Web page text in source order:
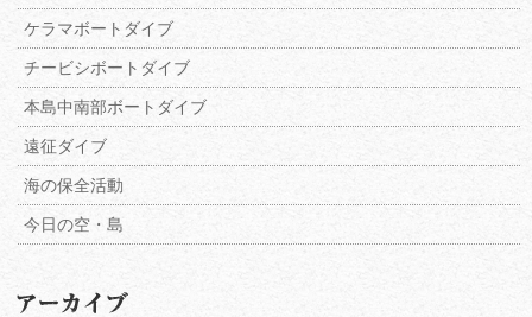
ケラマボートダイブ
チービシボートダイブ
本島中南部ボートダイブ
遠征ダイブ
海の保全活動
今日の空・島